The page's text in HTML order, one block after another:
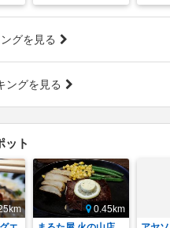
グを見る
ングを見る
ット
0.45km